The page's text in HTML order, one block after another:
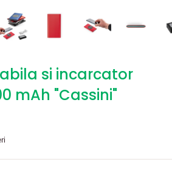
si incarcator
mAh "Cassini"